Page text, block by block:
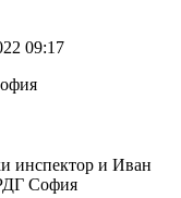
09:17
инспектор и Иван
София